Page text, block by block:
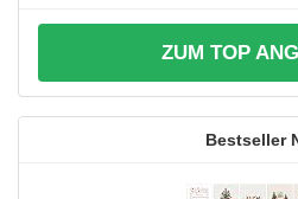
ZUM TOP